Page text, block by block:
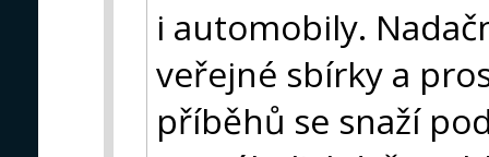
i automobily.
veřejné sbírky a
příběhů se snaží